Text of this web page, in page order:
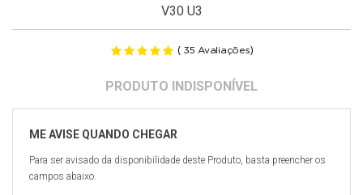
V30 U3
( 35 Avaliações)
Para ser avisado da disponibilidade deste Produto, basta preencher os
campos abaixo.